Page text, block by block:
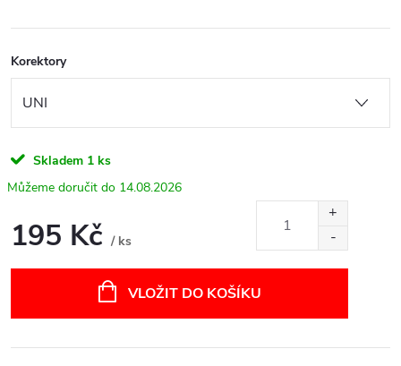
Korektory
Skladem 1 ks
14.08.2026
195 Kč / ks
VLOŽIT DO KOŠÍKU